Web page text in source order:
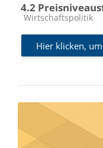
4.2
Kursbereich
Wirtschaftspolitik
Hier klicken,